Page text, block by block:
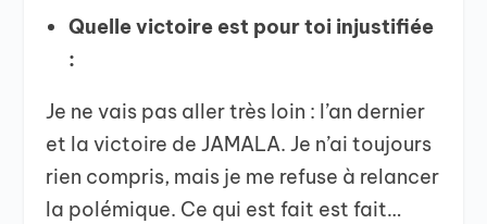
Quelle victoire est pour toi injustifiée
:
Je ne vais pas aller très loin : l’an dernier
et la victoire de JAMALA. Je n’ai toujours
rien compris, mais je me refuse à relancer
la polémique. Ce qui est fait est fait…